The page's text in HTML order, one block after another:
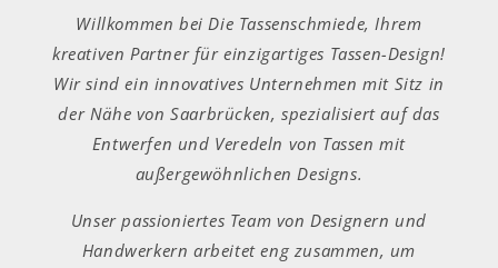
Willkommen bei Die Tassenschmiede, Ihrem
kreativen Partner für einzigartiges Tassen-Design!
Wir sind ein innovatives Unternehmen mit Sitz in
der Nähe von Saarbrücken, spezialisiert auf das
Entwerfen und Veredeln von Tassen mit
außergewöhnlichen Designs.
Unser passioniertes Team von Designern und
Handwerkern arbeitet eng zusammen, um